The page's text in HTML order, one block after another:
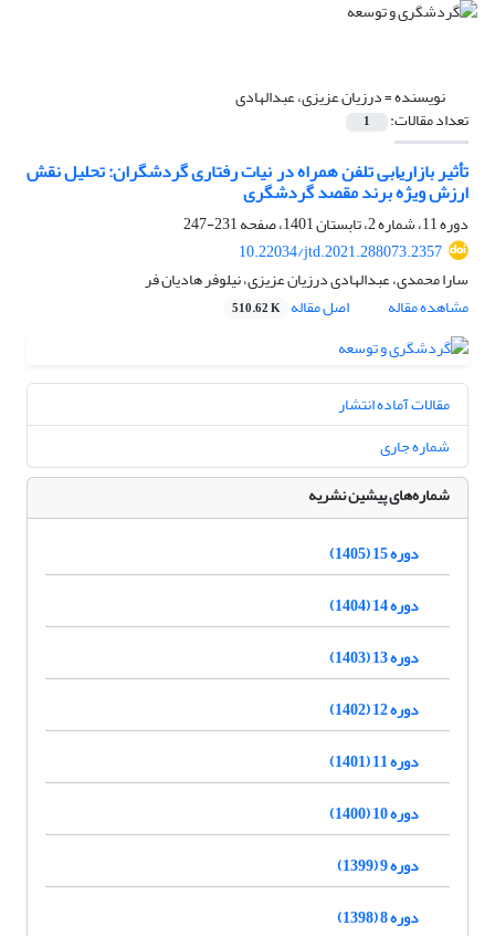
نویسنده =درزیان عزیزی، عبدالهادی
تعداد مقالات: 1
تأثیر بازاریابی تلفن همراه در نیات رفتاری گردشگران: تحلیل نقش
ارزش ویژهٔ برند مقصد گردشگری
دوره 11، شماره 2، تابستان 1401، صفحه
231-247
10.22034/jtd.2021.288073.2357
سارا محمدی، عبدالهادی درزیان عزیزی، نیلوفر هادیان فر
مشاهده مقاله
اصل مقاله 510.62 K
مقالات آماده انتشار
شماره جاری
شماره‌های پیشین نشریه
دوره 15 (1405)
دوره 14 (1404)
دوره 13 (1403)
دوره 12 (1402)
دوره 11 (1401)
دوره 10 (1400)
دوره 9 (1399)
دوره 8 (1398)